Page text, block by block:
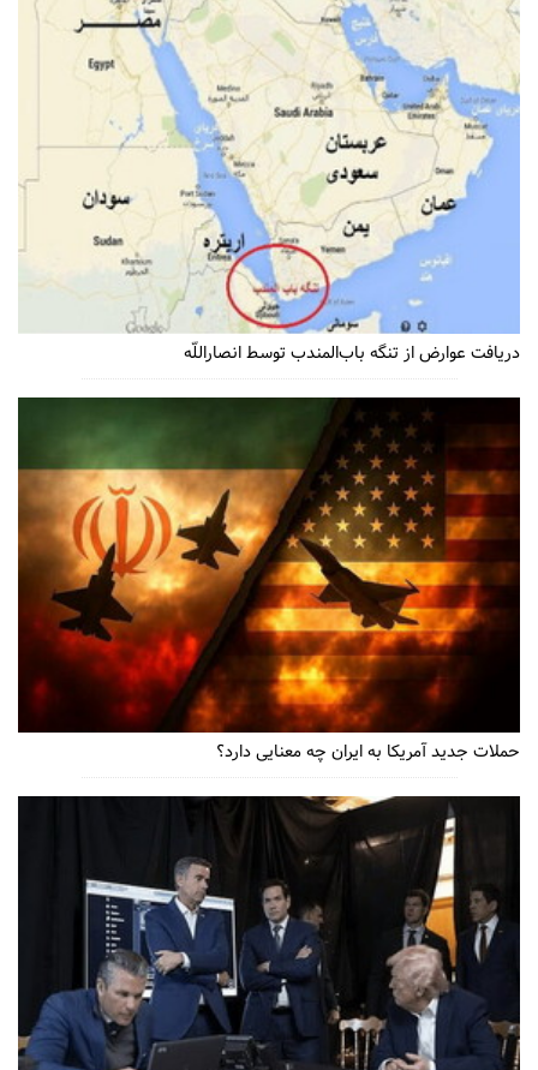
دریافت عوارض از تنگه باب‌المندب توسط انصاراللّه
حملات جدید آمریکا به ایران چه معنایی دارد؟